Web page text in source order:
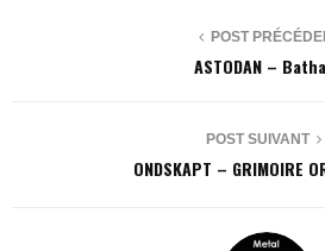
POST
ASTODAN –
POST SUIVANT
ONDSKAPT – GRIMOIRE